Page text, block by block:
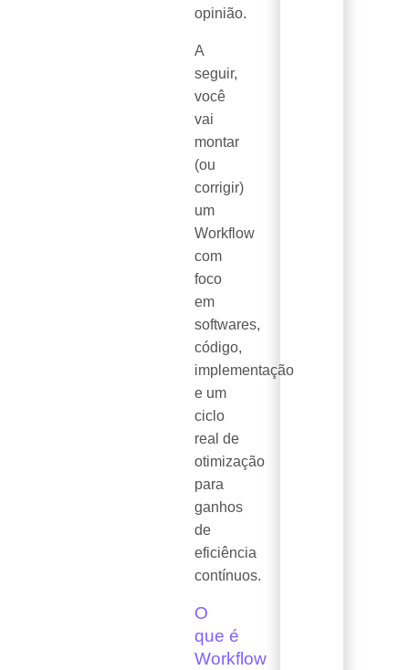
opinião.
A
seguir,
você
vai
montar
(ou
corrigir)
um
Workflow
com
foco
em
softwares,
código,
implementação
e um
ciclo
real de
otimização
para
ganhos
de
eficiência
contínuos.
O
que é
Workflow